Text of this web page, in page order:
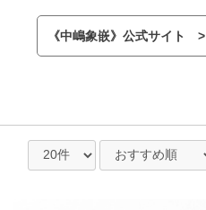
《中嶋象嵌》公式サイト >